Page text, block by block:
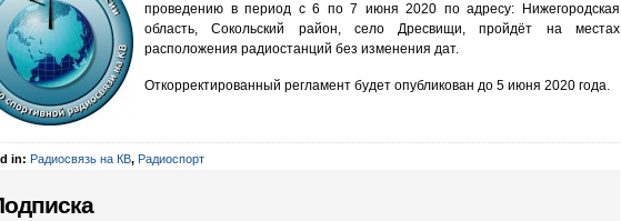
проведению в период с 6 по 7 июня 2020 по адресу: Нижегородская
область, Сокольский район, село Дресвищи, пройдёт на местах
расположения радиостанций без изменения дат.
Откорректированный регламент будет опубликован до 5 июня 2020 года.
in: Радиосвязь на КВ, Радиоспорт